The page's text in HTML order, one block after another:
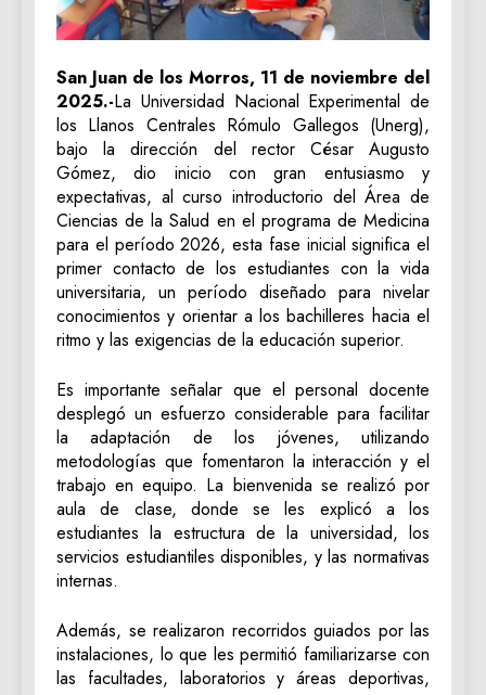
San Juan de los Morros, 11 de noviembre del
2025.-La Universidad Nacional Experimental de
los Llanos Centrales Rómulo Gallegos (Unerg),
bajo la dirección del rector César Augusto
Gómez, dio inicio con gran entusiasmo y
expectativas, al curso introductorio del Área de
Ciencias de la Salud en el programa de Medicina
para el período 2026, esta fase inicial significa el
primer contacto de los estudiantes con la vida
universitaria, un período diseñado para nivelar
conocimientos y orientar a los bachilleres hacia el
ritmo y las exigencias de la educación superior.
​Es importante señalar que el personal docente
desplegó un esfuerzo considerable para facilitar
la adaptación de los jóvenes, utilizando
metodologías que fomentaron la interacción y el
trabajo en equipo. La bienvenida se realizó por
aula de clase, donde se les explicó a los
estudiantes la estructura de la universidad, los
servicios estudiantiles disponibles, y las normativas
internas.
Además, se realizaron recorridos guiados por las
instalaciones, lo que les permitió familiarizarse con
las facultades, laboratorios y áreas deportivas,